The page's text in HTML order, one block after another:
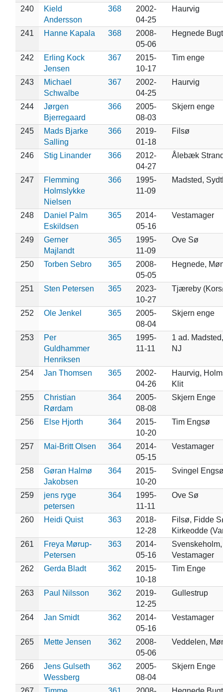
240
Kield
Andersson
368
2002-
04-25
Haurvig
241 Hanne Kapala 368
2008-
05-06
Hegnede
242
Erling Kock
Jensen
367
2015-
10-17
Tim enge
243
Michael
Schwalbe
367
2002-
04-25
Haurvig
244
Jørgen
Bjerregaard
366
2005-
08-03
Skjern enge
245
Mads Bjarke
Salling
366
2019-
01-18
Filsø
246 Stig Linander 366
2012-
04-27
Ålebæk
247
Flemming
Holmslykke
Nielsen
366
1995-
11-09
Madsted,
248
Daniel Palm
Eskildsen
365
2014-
05-16
Vestamager
249
Gerner
Majlandt
365
1995-
11-09
Ove Sø
250 Torben Sebro 365
2008-
05-05
Hegnede,
251 Sten Petersen 365
2023-
10-27
Tjæreby
252 Ole Jenkel 365
2005-
08-04
Skjern enge
253
Per
Guldhammer
Henriksen
365
1995-
11-11
1 ad.
NJ
254 Jan Thomsen 365
2002-
04-26
Haurvig,
Klit
255
Christian
Rørdam
364
2005-
08-08
Skjern Enge
256 Else Hjorth 364
2015-
10-20
Tim Engsø
257 Mai-Britt Olsen 364
2014-
05-15
Vestamager
258
Gøran Halmø
Jakobsen
364
2015-
10-20
Svingel
259
jens ryge
petersen
364
1995-
11-11
Ove Sø
260 Heidi Quist 363
2018-
12-28
Filsø, Fidde
Kirkeodde
261
Freya Mørup-
Petersen
363
2014-
05-16
Svenskeholm,
Vestamager
262
Gerda Bladt 362
2015-
10-18
Tim Enge
263 Paul Nilsson 362
2019-
12-25
Gullestrup
264 Jan Smidt 362
2014-
05-16
Vestamager
265 Mette Jensen 362
2008-
05-06
Veddelen,
266
Jens Gulseth
Wessberg
362
2005-
08-04
Skjern Enge